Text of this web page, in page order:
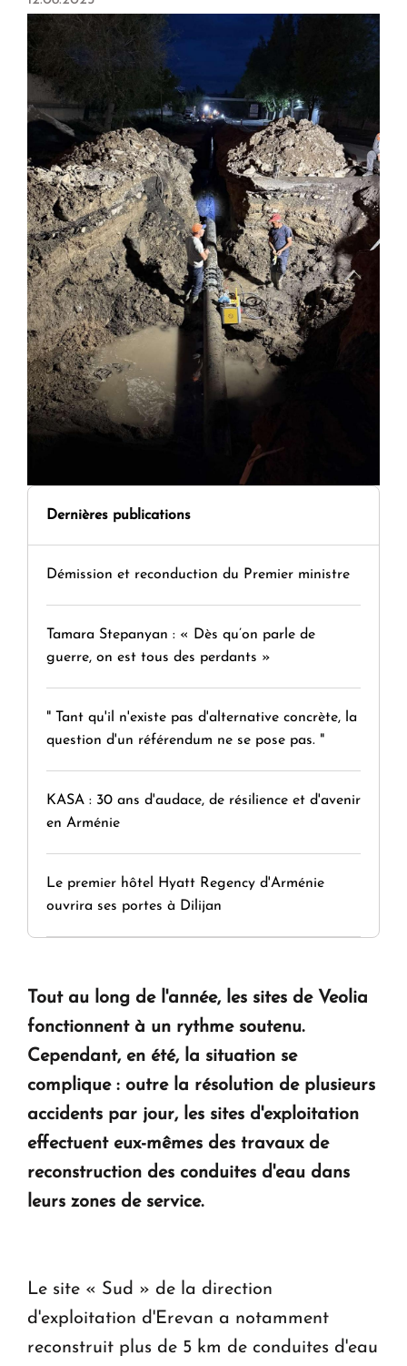
Dernières publications
Démission et reconduction du Premier ministre
Tamara Stepanyan : « Dès qu’on parle de
guerre, on est tous des perdants »
" Tant qu'il n'existe pas d'alternative concrète, la
question d'un référendum ne se pose pas. "
KASA : 30 ans d'audace, de résilience et d'avenir
en Arménie
Le premier hôtel Hyatt Regency d'Arménie
ouvrira ses portes à Dilijan
Tout au long de l'année, les sites de Veolia
fonctionnent à un rythme soutenu.
Cependant, en été, la situation se
complique : outre la résolution de plusieurs
accidents par jour, les sites d'exploitation
effectuent eux-mêmes des travaux de
reconstruction des conduites d'eau dans
leurs zones de service.
Le site « Sud » de la direction
d'exploitation d'Erevan a notamment
reconstruit plus de 5 km de conduites d'eau